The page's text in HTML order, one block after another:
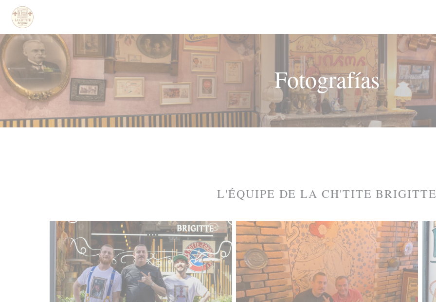
Personalización de sus opciones de cookies
Fotografías
L'ÉQUIPE DE LA CH'TITE BRIGITTE